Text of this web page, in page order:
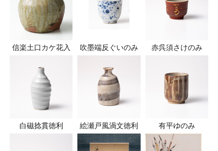
信楽土口カケ花入 吹墨端反ぐいのみ 赤呉須さけのみ
白磁捻貫徳利 絵瀬戸風渦文徳利 有平ゆのみ